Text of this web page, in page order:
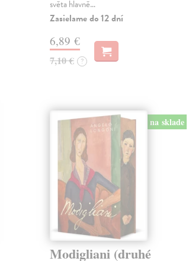
světa hlavně…
Zasielame do 12 dní
6,89 €
7,10 € ?
na sklade
Modigliani (druhé